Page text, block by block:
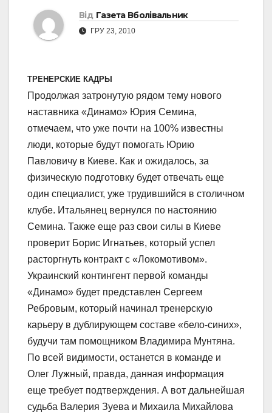
Від Газета Вболівальник
ГРУ 23, 2010
ТРЕНЕРСКИЕ КАДРЫ
Продолжая затронутую рядом тему нового
наставника «Динамо» Юрия Семина,
отмечаем, что уже почти на 100% известны
люди, которые будут помогать Юрию
Павловичу в Киеве. Как и ожидалось, за
физическую подготовку будет отвечать еще
один специалист, уже трудившийся в столичном
клубе. Итальянец вернулся по настоянию
Семина. Также еще раз свои силы в Киеве
проверит Борис Игнатьев, который успел
расторгнуть контракт с «Локомотивом».
Украинский контингент первой команды
«Динамо» будет представлен Сергеем
Ребровым, который начинал тренерскую
карьеру в дублирующем составе «бело-синих»,
будучи там помощником Владимира Мунтяна.
По всей видимости, останется в команде и
Олег Лужный, правда, данная информация
еще требует подтверждения. А вот дальнейшая
судьба Валерия Зуева и Михаила Михайлова